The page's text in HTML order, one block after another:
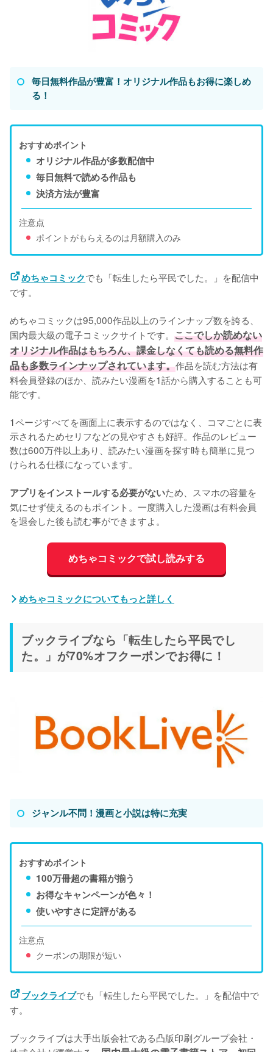
毎日無料作品が豊富！オリジナル作品もお得に楽しめ
る！
おすすめポイント
オリジナル作品が多数配信中
毎日無料で読める作品も
決済方法が豊富
注意点
ポイントがもらえるのは月額購入のみ
めちゃコミックでも「転生したら平民でした。」を配信中
です。
めちゃコミックは95,000作品以上のラインナップ数を誇る、
国内最大級の電子コミックサイトです。 ここでしか読めない
オリジナル作品はもちろん、課金しなくても読める無料作
品も多数ラインナップされています。作品を読む方法は有
料会員登録のほか、読みたい漫画を1話から購入することも可
能です。
1ページすべてを画面上に表示するのではなく、コマごとに表
示されるためセリフなどの見やすさも好評。作品のレビュー
数は600万件以上あり、読みたい漫画を探す時も簡単に見つ
けられる仕様になっています。
アプリをインストールする必要がないため、スマホの容量を
気にせず使えるのもポイント。一度購入した漫画は有料会員
を退会した後も読む事ができますよ。
めちゃコミックで試し読みする
めちゃコミックについてもっと詳しく
ブックライブなら「転生したら平民でし
た。」が70%オフクーポンでお得に！
ジャンル不問！漫画と小説は特に充実
おすすめポイント
100万冊超の書籍が揃う
お得なキャンペーンが色々！
使いやすさに定評がある
注意点
クーポンの期限が短い
ブックライブでも「転生したら平民でした。」を配信中で
す。
ブックライブは大手出版会社である凸版印刷グループ会社・